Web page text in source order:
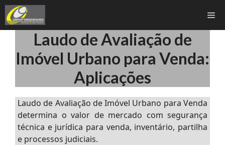
Pular
para
o
Laudo de Avaliação de
Imóvel Urbano para Venda:
Aplicações
Laudo de Avaliação de Imóvel Urbano para Venda
determina o valor de mercado com segurança
técnica e jurídica para venda, inventário, partilha
e processos judiciais.